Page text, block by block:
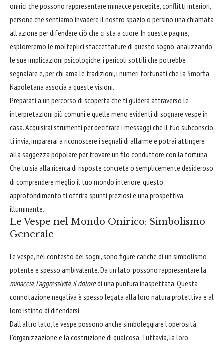
onirici che possono rappresentare minacce percepite, conflitti interiori,
persone che sentiamo invadere il nostro spazio o persino una chiamata
all'azione per difendere ciò che ci sta a cuore. In queste pagine,
esploreremo le molteplici sfaccettature di questo sogno, analizzando
le sue implicazioni psicologiche, i pericoli sottili che potrebbe
segnalare e, per chi ama le tradizioni, i numeri fortunati che la Smorfia
Napoletana associa a queste visioni.
Preparati a un percorso di scoperta che ti guiderà attraverso le
interpretazioni più comuni e quelle meno evidenti di sognare vespe in
casa. Acquisirai strumenti per decifrare i messaggi che il tuo subconscio
ti invia, imparerai a riconoscere i segnali di allarme e potrai attingere
alla saggezza popolare per trovare un filo conduttore con la fortuna.
Che tu sia alla ricerca di risposte concrete o semplicemente desideroso
di comprendere meglio il tuo mondo interiore, questo
approfondimento ti offrirà spunti preziosi e una prospettiva
illuminante.
Le Vespe nel Mondo Onirico: Simbolismo
Generale
Le vespe, nel contesto dei sogni, sono figure cariche di un simbolismo
potente e spesso ambivalente. Da un lato, possono rappresentare la
minaccia, l'aggressività, il doloredi una puntura inaspettata. Questa
connotazione negativa è spesso legata alla loro natura protettiva e al
loro istinto di difendersi.
Dall'altro lato, le vespe possono anche simboleggiare l'operosità,
l'organizzazione e la costruzione di qualcosa. Tuttavia, la loro